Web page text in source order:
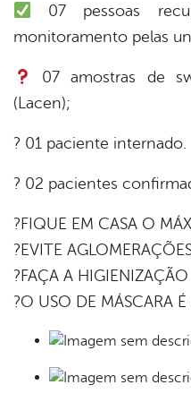
07 pessoas
monitoramento pelas
07 amostras de
(Lacen);
? 01 paciente internado.
? 02 pacientes
?FIQUE EM CASA O
?EVITE
?FAÇA A HIGIENIZAÇÃO
?O USO DE MÁSCARA